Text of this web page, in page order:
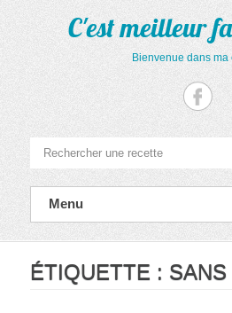
C'est meilleur
Bienvenue dans ma
Menu
ÉTIQUETTE :